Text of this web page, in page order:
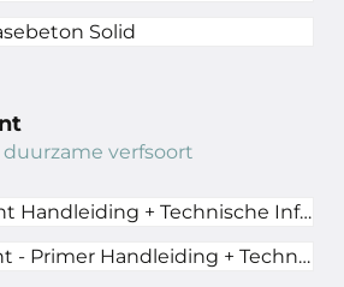
Solid
verfsoort
Basebeton Paint Handleiding + Technische Informatieblad
Basebeton Paint - Primer Handleiding + Technische Informatieblad